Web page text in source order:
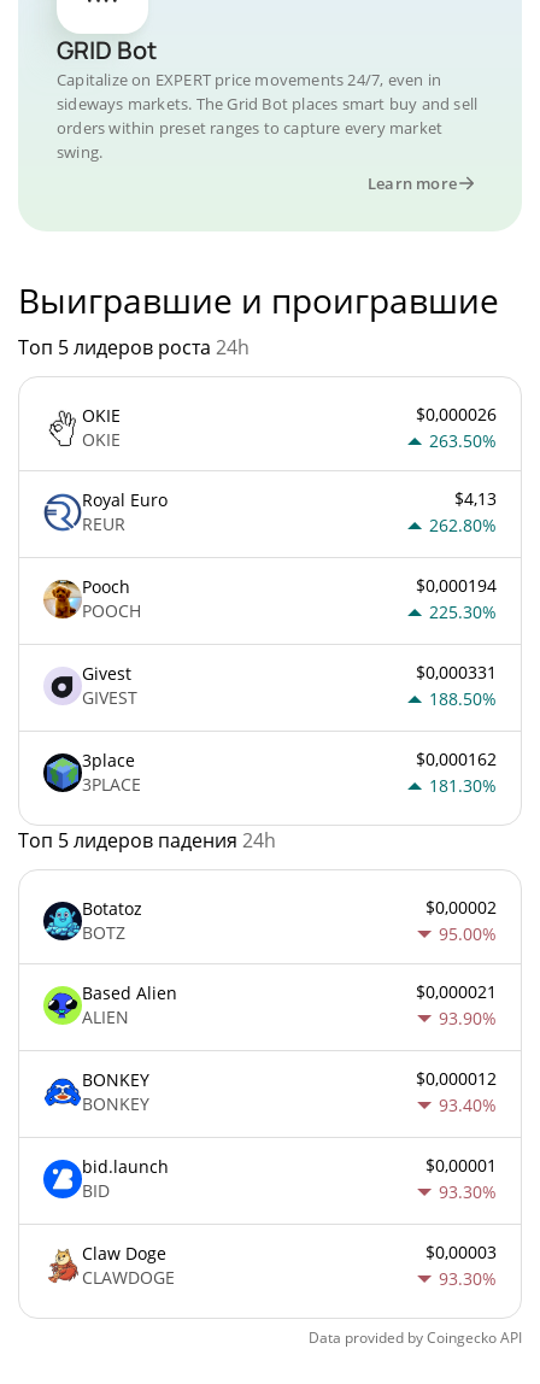
GRID Bot
Capitalize on EXPERT price movements 24/7, even in
sideways markets. The Grid Bot places smart buy and sell
orders within preset ranges to capture every market
swing.
Learn more
Выигравшие и проигравшие
Топ 5 лидеров роста 24h
OKIE
OKIE
$0,000026
263.50%
Royal Euro
REUR
$4,13
262.80%
Pooch
POOCH
$0,000194
225.30%
Givest
GIVEST
$0,000331
188.50%
3place
3PLACE
$0,000162
181.30%
Топ 5 лидеров падения 24h
Botatoz
BOTZ
$0,00002
95.00%
Based Alien
ALIEN
$0,000021
93.90%
BONKEY
BONKEY
$0,000012
93.40%
bid.launch
BID
$0,00001
93.30%
Claw Doge
CLAWDOGE
$0,00003
93.30%
Data provided byCoingeckoAPI